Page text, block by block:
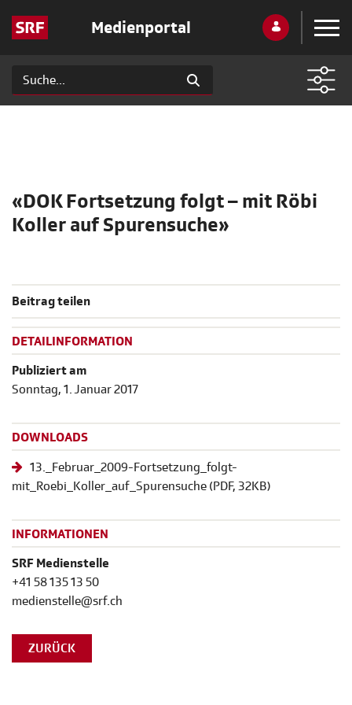
Medienportal
«DOK Fortsetzung folgt – mit Röbi
Koller auf Spurensuche»
Beitrag teilen
DETAILINFORMATION
Publiziert am
Sonntag, 1. Januar 2017
DOWNLOADS
13._Februar_2009-Fortsetzung_folgt-
mit_Roebi_Koller_auf_Spurensuche (PDF, 32KB)
INFORMATIONEN
SRF Medienstelle
+41 58 135 13 50
medienstelle@srf.ch
ZURÜCK